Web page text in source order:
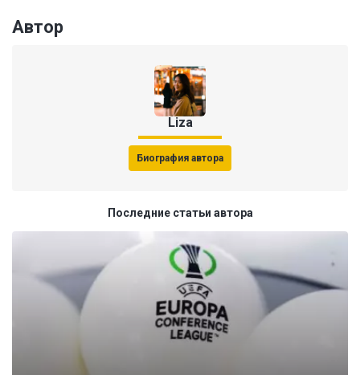
Автор
Liza
Биография автора
Последние статьи автора